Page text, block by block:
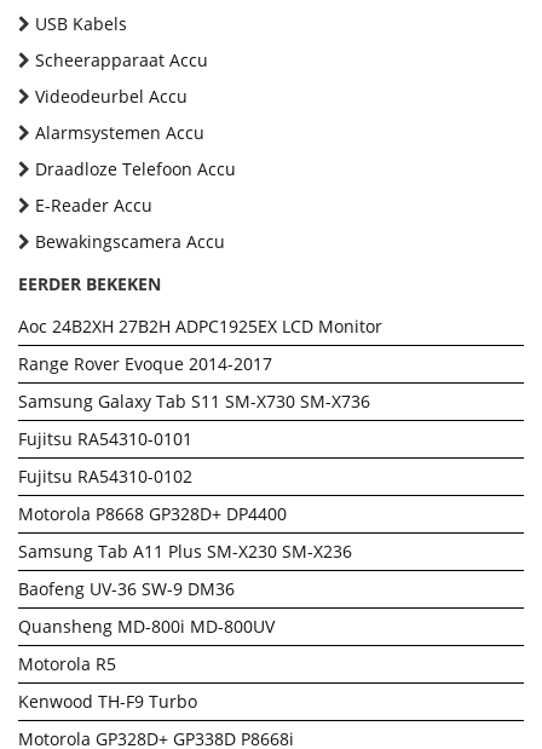
USB Kabels
Scheerapparaat Accu
Videodeurbel Accu
Alarmsystemen Accu
Draadloze Telefoon Accu
E-Reader Accu
Bewakingscamera Accu
EERDER BEKEKEN
Aoc 24B2XH 27B2H ADPC1925EX LCD Monitor
Range Rover Evoque 2014-2017
Samsung Galaxy Tab S11 SM-X730 SM-X736
Fujitsu RA54310-0101
Fujitsu RA54310-0102
Motorola P8668 GP328D+ DP4400
Samsung Tab A11 Plus SM-X230 SM-X236
Baofeng UV-36 SW-9 DM36
Quansheng MD-800i MD-800UV
Motorola R5
Kenwood TH-F9 Turbo
Motorola GP328D+ GP338D P8668i